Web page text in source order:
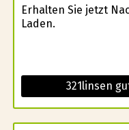
Erhalten Sie jetzt
Laden.
321linsen